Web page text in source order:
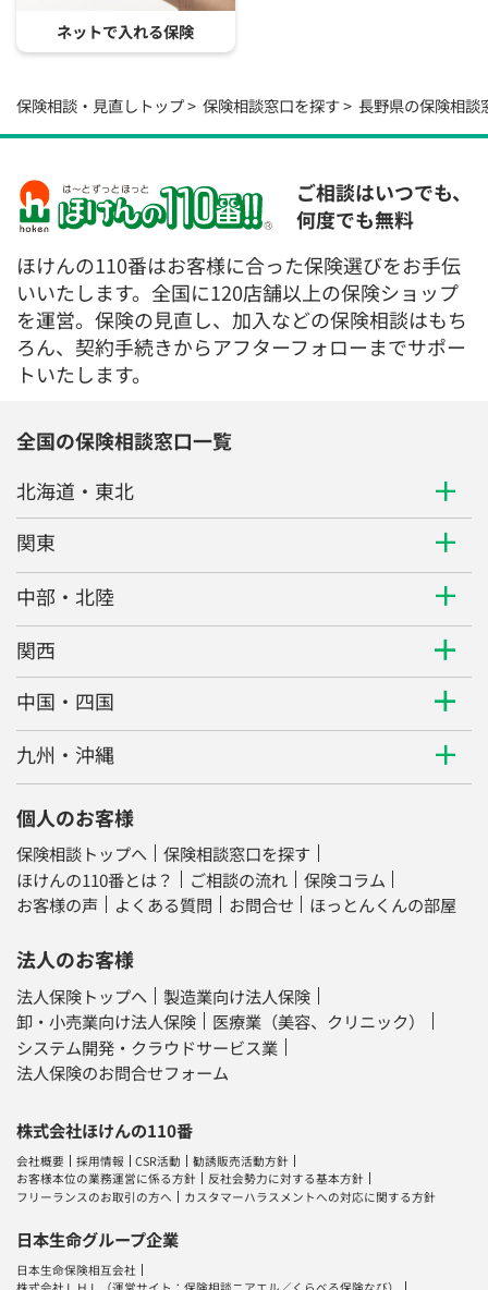
ネットで入れる保険
保険相談・見直しトップ 保険相談窓口を探す 長野県の保険相談
ご相談はいつでも、
何度でも無料
ほけんの110番はお客様に合った保険選びをお手伝
いいたします。全国に120店舗以上の保険ショップ
を運営。保険の見直し、加入などの保険相談はもち
ろん、契約手続きからアフターフォローまでサポー
トいたします。
全国の保険相談窓口一覧
北海道・東北
関東
中部・北陸
関西
中国・四国
九州・沖縄
個人のお客様
保険相談トップへ
保険相談窓口を探す
ほけんの110番とは？
ご相談の流れ
保険コラム
お客様の声
よくある質問 お問合せ ほっとんくんの部屋
法人のお客様
法人保険トップへ
製造業向け法人保険
卸・小売業向け法人保険
医療業（美容、クリニック）
システム開発・クラウドサービス業
法人保険のお問合せフォーム
株式会社ほけんの110番
会社概要 採用情報 CSR活動
勧誘販売活動方針
お客様本位の業務運営に係る方針
反社会勢力に対する基本方針
フリーランスのお取引の方へ
カスタマーハラスメントへの対応に関する方針
日本生命グループ企業
日本生命保険相互会社